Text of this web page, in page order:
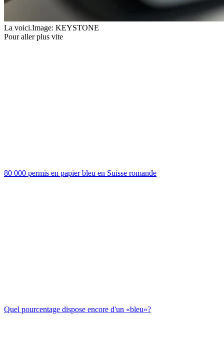
La voici.Image: KEYSTONE
Pour aller plus vite
80 000 permis en papier bleu en Suisse romande
Quel pourcentage dispose encore d'un «bleu»?